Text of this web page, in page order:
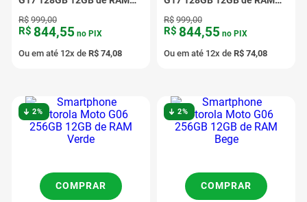
Rosa
R$ 999,00
R$ 844,55 no PIX
Ou em até 12x de R$ 74,08
Azul Claro
R$ 999,00
R$ 844,55 no PIX
Ou em até 12x de R$ 74,08
2%
COMPRAR
2%
COMPRAR